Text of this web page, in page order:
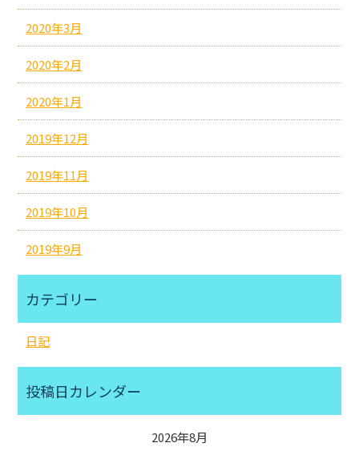
2020年3月
2020年2月
2020年1月
2019年12月
2019年11月
2019年10月
2019年9月
カテゴリー
日記
投稿日カレンダー
2026年8月